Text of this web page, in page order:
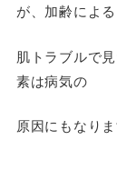
が、加齢による
肌トラブルで
素は病気の
原因にもなり